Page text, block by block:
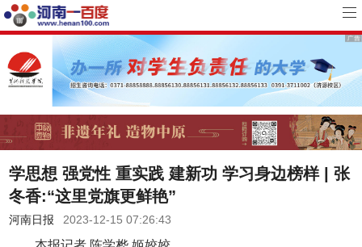
学思想 强党性 重实践 建新功 学习身边榜样 | 张
冬香:“这里党旗更鲜艳”
河南日报 2023-12-15 07:26:43